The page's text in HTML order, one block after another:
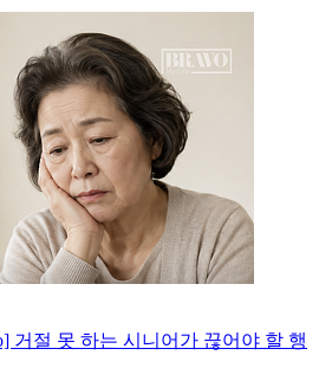
거절 못 하는 시니어가 끊어야 할 행